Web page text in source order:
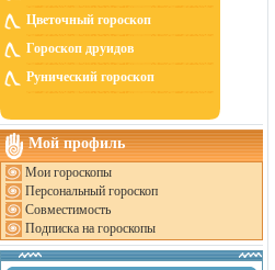
Цветочный гороскоп
Гороскоп друидов
Рунический гороскоп
Мой профиль
Мои гороскопы
Персональный гороскоп
Совместимость
Подписка на гороскопы